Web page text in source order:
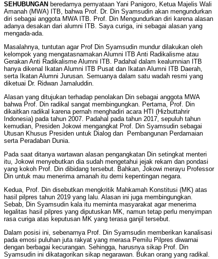
SEHUBUNGAN beredarnya pernyataan Yani Panigoro, Ketua Majelis Wali
Amanah (MWA) ITB, bahwa Prof. Dr. Din Syamsudin akan mengundurkan
diri sebagai anggota MWA ITB. Prof. Din Mengundurkan diri karena alasan
adanya desakan dari alumni ITB. Saya curiga, ini sebagai alasan yang
mengada-ada.
Masalahnya, tuntutan agar Prof Din Syamsudin mundur dilakukan oleh
kelompok yang mengatasnamakan Alumni ITB Anti Radikalisme atau
Gerakan Anti Radikalisme Alumni ITB. Padahal dalam kealumnian ITB
hanya dikenal Ikatan Alumni ITB Pusat dan Ikatan Alumni ITB Daerah,
serta Ikatan Alumni Jurusan. Semuanya dalam satu wadah resmi yang
diketuai Dr. Ridwan Jamaluddin.
Alasan yang ditujukan terhadap penolakan Din sebagai anggota MWA
bahwa Prof. Din radikal sangat membingungkan. Pertama, Prof. Din
dikaitkan radikal karena pernah menghadiri acara HTI (Hizbuttahrir
Indonesia) pada tahun 2007. Padahal pada tahun 2017, sepuluh tahun
kemudian, Presiden Jokowi mengangkat Prof. Din Syamsudin sebagai
Utusan Khusus Presiden untuk Dialog dan Pembangunan Perdamaian
serta Peradaban Dunia.
Pada saat ditanya wartawan alasan pengangkatan Din setingkat menteri
itu, Jokowi menyebutkan dia sudah mengetahui jejak rekam dan pondasi
yang kokoh Prof. Din dibidang tersebut. Bahkan, Jokowi merayu Professor
Din untuk mau menerima amanah itu demi kepentingan negara.
Kedua, Prof. Din disebutkan mengkritik Mahkamah Konstitusi (MK) atas
hasil pilpres tahun 2019 yang lalu. Alasan ini juga membingungkan.
Sebab, Din Syamsudin kala itu meminta masyarakat agar menerima
legalitas hasil pilpres yang diputuskan MK, namun tetap perlu menyimpan
rasa curiga atas keputusan MK yang terasa ganjil tersebut.
Dalam posisi ini, sebenarnya Prof. Din Syamsudin memberikan kanalisasi
pada emosi puluhan juta rakyat yang merasa Pemilu Pilpres diwarnai
dengan berbagai kecurangan. Sehingga, harusnya sikap Prof. Din
Syamsudin ini dikatagorikan sikap negarawan. Bukan orang yang radikal.